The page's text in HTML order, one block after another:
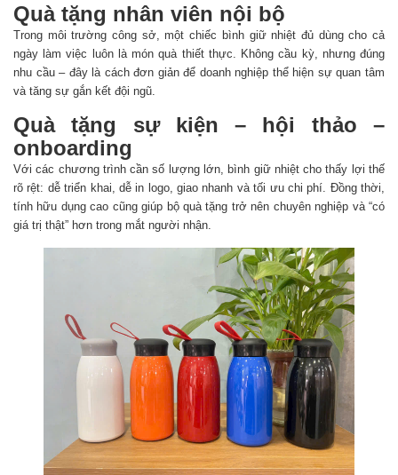
Quà tặng nhân viên nội bộ
Trong môi trường công sở, một chiếc bình giữ nhiệt đủ dùng cho cả
ngày làm việc luôn là món quà thiết thực. Không cầu kỳ, nhưng đúng
nhu cầu – đây là cách đơn giản để doanh nghiệp thể hiện sự quan tâm
và tăng sự gắn kết đội ngũ.
Quà tặng sự kiện – hội thảo –
onboarding
Với các chương trình cần số lượng lớn, bình giữ nhiệt cho thấy lợi thế
rõ rệt: dễ triển khai, dễ in logo, giao nhanh và tối ưu chi phí. Đồng thời,
tính hữu dụng cao cũng giúp bộ quà tặng trở nên chuyên nghiệp và “có
giá trị thật” hơn trong mắt người nhận.